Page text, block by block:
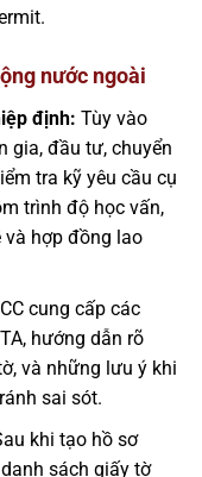
nước ngoài
định: Tùy vào
gia, đầu tư, chuyển
tra kỹ yêu cầu cụ
trình độ học vấn,
và hợp đồng lao
cung cấp các
hướng dẫn rõ
và những lưu ý khi
sai sót.
khi tạo hồ sơ
sách giấy tờ